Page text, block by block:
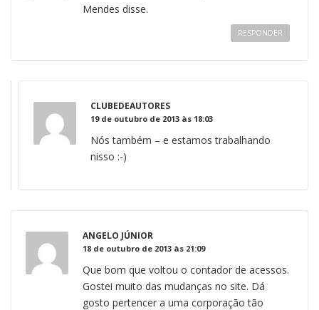
Mendes disse.
RESPONDER
CLUBEDEAUTORES
19 de outubro de 2013 às 18:03
Nós também – e estamos trabalhando
nisso :-)
ANGELO JÚNIOR
18 de outubro de 2013 às 21:09
Que bom que voltou o contador de acessos.
Gostei muito das mudanças no site. Dá
gosto pertencer a uma corporação tão